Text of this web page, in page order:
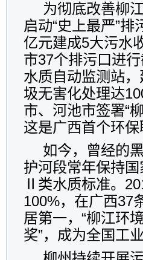
为彻底改善柳
启动“史上最严”
亿元建成5大污水
市37个排污口进
水质自动监测站
圾无害化处理达
市、河池市签署“
这是广西首个环
如今，曾经的
护河段常年保持
Ⅱ类水质标准。
100%，在广西37
居第一，“柳江环
奖”，成为全国工